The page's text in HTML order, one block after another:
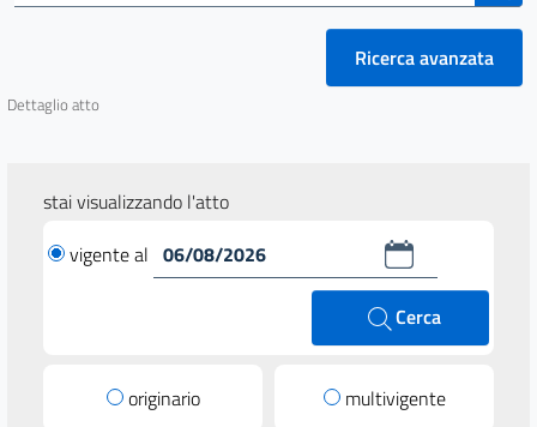
Ricerca avanzata
Dettaglio atto
stai visualizzando l'atto
vigente al
Cerca
originario multivigente